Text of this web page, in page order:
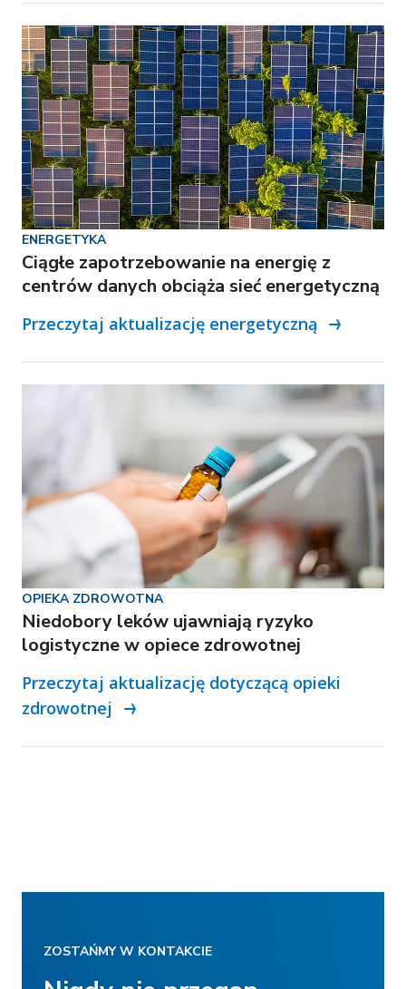
ENERGETYKA
Ciągłe zapotrzebowanie na energię z
centrów danych obciąża sieć energetyczną
Przeczytaj aktualizację energetyczną
OPIEKA ZDROWOTNA
Niedobory leków ujawniają ryzyko
logistyczne w opiece zdrowotnej
Przeczytaj aktualizację dotyczącą opieki
zdrowotnej
ZOSTAŃMY W KONTAKCIE